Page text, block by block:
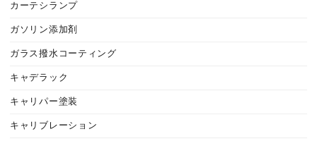
カーテシランプ
ガソリン添加剤
ガラス撥水コーティング
キャデラック
キャリパー塗装
キャリブレーション